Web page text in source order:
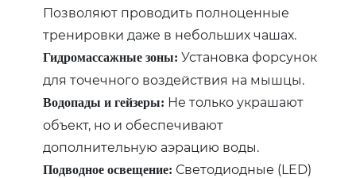
Позволяют проводить полноценные
тренировки даже в небольших чашах.
Гидромассажные зоны: Установка форсунок
для точечного воздействия на мышцы.
Водопады и гейзеры: Не только украшают
объект, но и обеспечивают
дополнительную аэрацию воды.
Подводное освещение: Светодиодные (LED)